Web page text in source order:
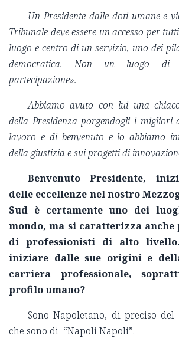
Un Presidente dalle doti umane e
Tribunale deve essere un accesso per
luogo e centro di un servizio, uno dei
democratica. Non un luogo
partecipazione».
Abbiamo avuto con lui una
della Presidenza porgendogli i migliori
lavoro e di benvenuto e lo abbiamo
della giustizia e sui progetti di
Benvenuto Presidente,
delle eccellenze nel nostro
Sud è certamente uno dei
mondo, ma si caratterizza anche
di professionisti di alto
iniziare dalle sue origini e
carriera professionale,
profilo umano?
Sono Napoletano, di preciso del
che sono di “Napoli Napoli”.